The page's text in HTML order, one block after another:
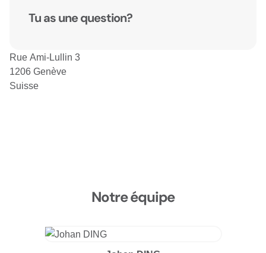
Tu as une question?
Rue Ami-Lullin 3
1206 Genève
Suisse
Notre équipe